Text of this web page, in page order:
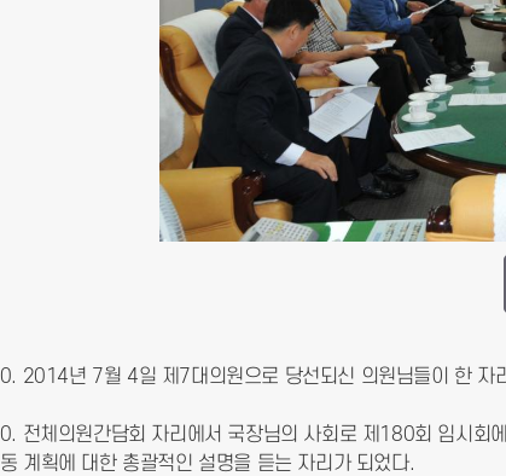
0. 2014년 7월 4일 제7대의원으로 당선되신 의원님들이 한 자
0. 전체의원간담회 자리에서 국장님의 사회로 제180회 임시회
동 계획에 대한 총괄적인 설명을 듣는 자리가 되었다.